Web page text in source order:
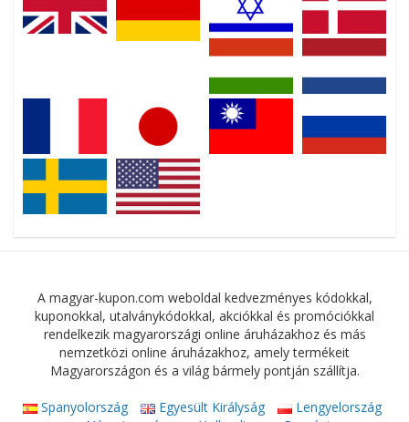
A magyar-kupon.com weboldal kedvezményes kódokkal,
kuponokkal, utalványkódokkal, akciókkal és promóciókkal
rendelkezik magyarországi online áruházakhoz és más
nemzetközi online áruházakhoz, amely termékeit
Magyarországon és a világ bármely pontján szállítja.
Spanyolország Egyesült Királyság
Lengyelország